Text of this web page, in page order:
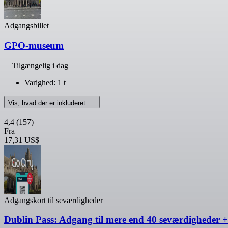
Adgangsbillet
GPO-museum
Tilgængelig i dag
Varighed: 1 t
Vis, hvad der er inkluderet
4,4 (157)
Fra
17,31 US$
Adgangskort til seværdigheder
Dublin Pass: Adgang til mere end 40 seværdigheder